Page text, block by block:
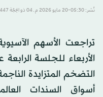
نُشر: 05:30-20 مايو 2026 م ـ 04 ذو الحِجّة 1447 هـ
تراجعت الأسهم
الأربعاء للجلسة
التضخم المتزايدة
أسواق السندات